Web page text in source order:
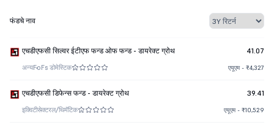
फंडचे नाव
एचडीएफसी सिल्वर ईटीएफ फन्ड ओफ फन्ड - डायरेक्ट ग्रोथ 41.07
अन्यFoFs डोमेस्टिक एयूएम - ₹4,327
एचडीएफसी डिफेन्स फन्ड - डायरेक्ट ग्रोथ 39.41
इक्विटीसेक्टरल/थिमॅटिक एयूएम - ₹10,529